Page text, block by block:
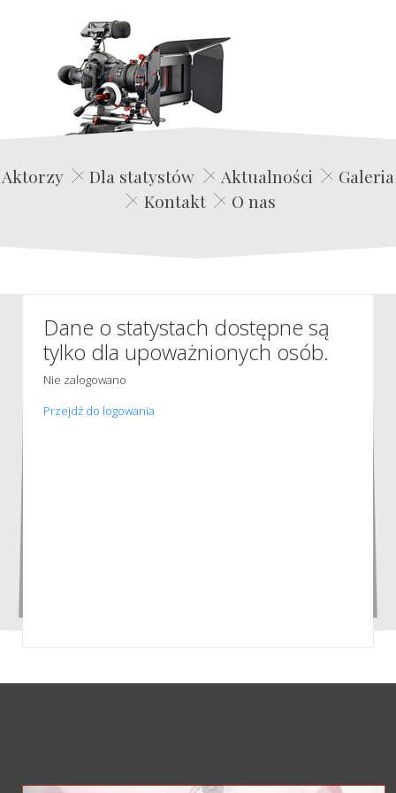
Edwin Film Agencja Aktorska
Aktorzy Dla statystów Aktualności
Galeria
Kontakt
O nas
Dane o statystach dostępne są
tylko dla upoważnionych osób.
Nie zalogowano
Przejdź do logowania